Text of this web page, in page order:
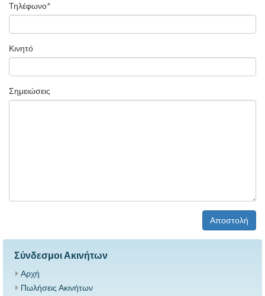
Τηλέφωνο*
Κινητό
Σημειώσεις
Αποστολή
Σύνδεσμοι Ακινήτων
Αρχή
Πωλήσεις Ακινήτων